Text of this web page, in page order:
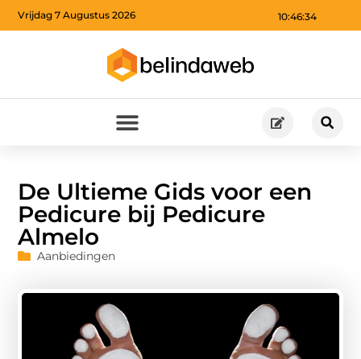
10:46:35
Vrijdag 7 Augustus 2026
De Ultieme Gids voor een
Pedicure bij Pedicure
Almelo
Aanbiedingen